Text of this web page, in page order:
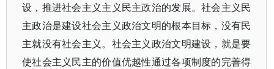
设，推进社会主义主义民主政治的发展。社会主义民
主政治是建设社会主义政治文明的根本目标，没有民
主就没有社会主义。社会主义政治文明建设，就是要
使社会主义民主的价值优越性通过各项制度的完善得